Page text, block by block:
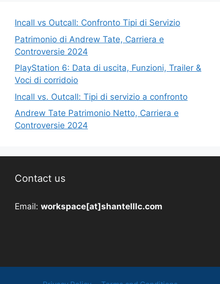
Incall vs Outcall: Confronto Tipi di Servizio
Patrimonio di Andrew Tate, Carriera e
Controversie 2024
PlayStation 6: Data di uscita, Funzioni, Trailer &
Voci di corridoio
Incall vs. Outcall: Tipi di servizio a confronto
Andrew Tate Patrimonio Netto, Carriera e
Controversie 2024
Contact us
Email: workspace[at]shantelllc.com